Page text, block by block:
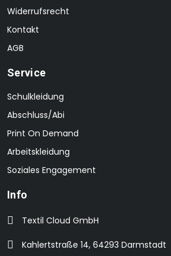
Widerrufsrecht
Kontakt
AGB
Service
Schulkleidung
Abschluss/Abi
Print On Demand
Arbeitskleidung
Soziales Engagement
Info
Textil Cloud GmbH
Kahlertstraße 14, 64293 Darmstadt